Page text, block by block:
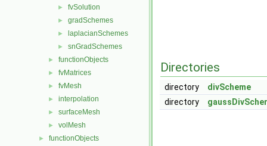
► fvSolution
► gradSchemes
► laplacianSchemes
► snGradSchemes
► functionObjects
► fvMatrices
► fvMesh
► interpolation
► surfaceMesh
► volMesh
► functionObjects
Directories
directory
divScheme
directory